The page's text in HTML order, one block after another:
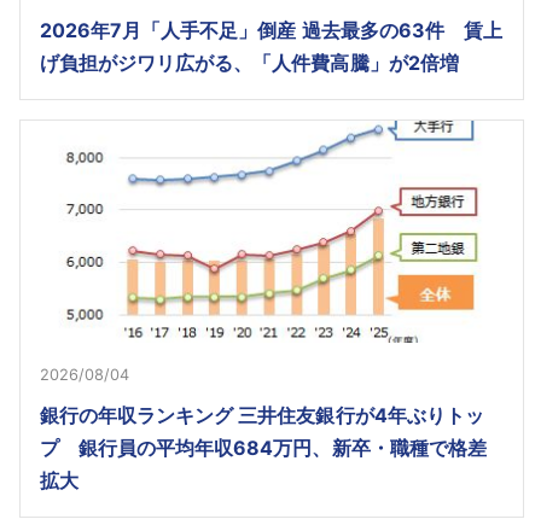
2026年7月「人手不足」倒産 過去最多の63件 賃上
げ負担がジワリ広がる、「人件費高騰」が2倍増
2026/08/04
銀行の年収ランキング 三井住友銀行が4年ぶりトッ
プ 銀行員の平均年収684万円、新卒・職種で格差
拡大